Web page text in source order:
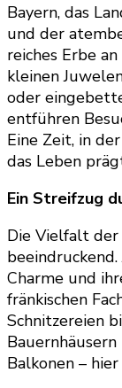
Bayern, das
und der
reiches Erbe
kleinen
oder
entführen
Eine Zeit, in
das Leben
Ein Streifzug
Die Vielfalt der
Charme und
fränkischen
Schnitzereien
Balkonen –